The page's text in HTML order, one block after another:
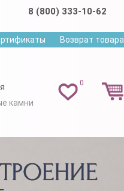
8 (800) 333-10-62
Возврат товара
0
камни